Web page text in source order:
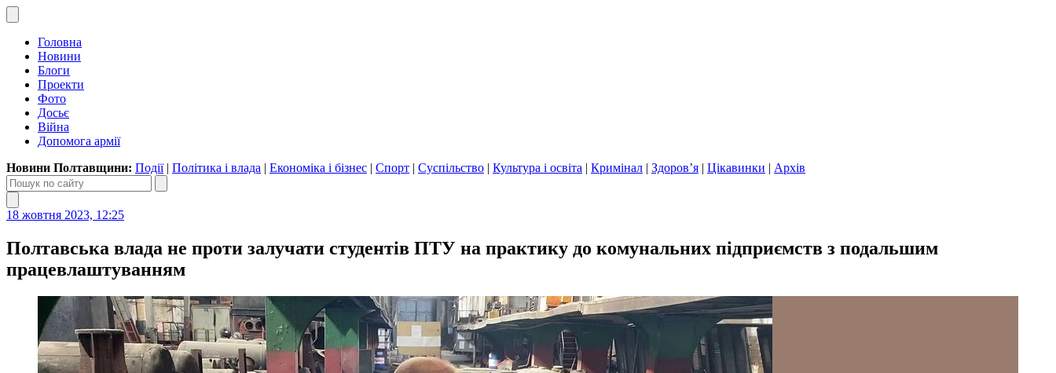
Головна
Новини
Блоги
Проекти
Фото
Досьє
Війна
Допомога армії
Новини Полтавщини: Події| Політика і влада | Економіка і бізнес | Спорт | Суспільство | Культура і освіта | Кримінал | Здоров’я | Цікавинки | Архів
18 жовтня 2023, 12:25
Полтавська влада не проти залучати студентів ПТУ на практику до комунальних підприємств з подальшим
працевлаштуванням